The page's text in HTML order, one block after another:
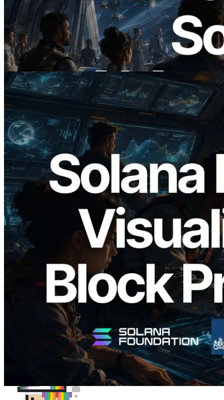
ERPC lance un RPC Solana compatible
x402 — L'ère où les agents IA paient à la
demande les API dont ils ont besoin
Lire cet article
2026.05.24
Validators Solutions lance le Solana Block
Analyzer — Visualisation du temps de
production de bloc par slot et des
validateurs assignés